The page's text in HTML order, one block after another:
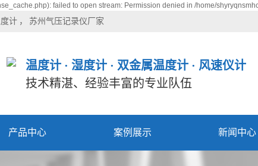
failed to open stream: Permission denied in /home/
计 苏州气压记录仪厂家
温度计 · 湿度计 · 双金属温度计 · 风速仪计
技术精湛、经验丰富的专业队伍
产品中心 案例展示 新闻中心